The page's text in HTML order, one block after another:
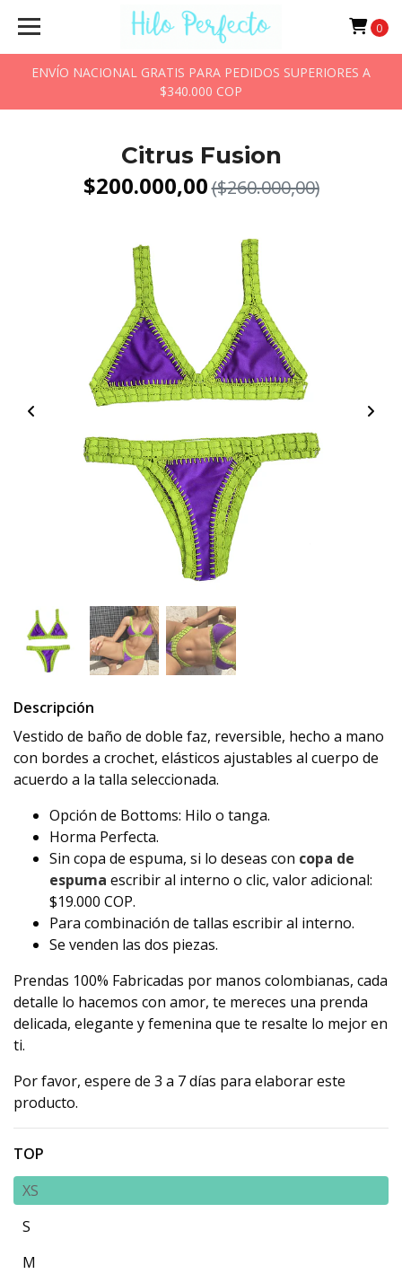
ENVÍO NACIONAL GRATIS PARA PEDIDOS SUPERIORES A
$340.000 COP
0
Citrus Fusion
$200.000,00($260.000,00)
Descripción
Vestido de baño de doble faz, reversible, hecho a mano
con bordes a crochet, elásticos ajustables al cuerpo de
acuerdo a la talla seleccionada.
Opción de Bottoms: Hilo o tanga.
Horma Perfecta.
Sin copa de espuma, si lo deseas con copa de
espuma escribir al interno o clic, valor adicional:
$19.000 COP.
Para combinación de tallas escribir al interno.
Se venden las dos piezas.
Prendas 100% Fabricadas por manos colombianas, cada
detalle lo hacemos con amor, te mereces una prenda
delicada, elegante y femenina que te resalte lo mejor en
ti.
Por favor, espere de 3 a 7 días para elaborar este
producto.
TOP
XS
S
M